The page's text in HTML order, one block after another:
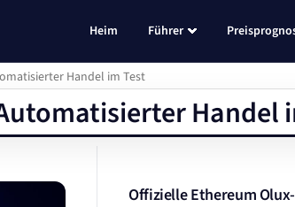
Heim Führer
Handel im Test
Handel
Offizielle Ethereum